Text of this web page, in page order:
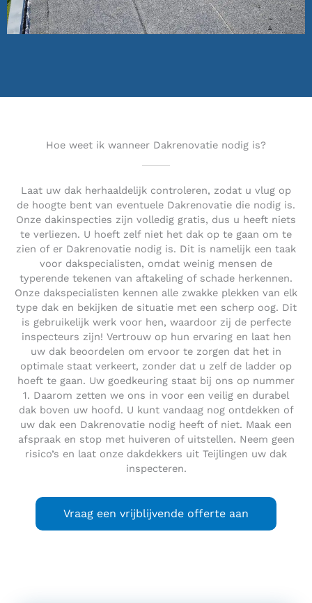
Hoe weet ik wanneer Dakrenovatie nodig is?
Laat uw dak herhaaldelijk controleren, zodat u vlug op
de hoogte bent van eventuele Dakrenovatie die nodig is.
Onze dakinspecties zijn volledig gratis, dus u heeft niets
te verliezen. U hoeft zelf niet het dak op te gaan om te
zien of er Dakrenovatie nodig is. Dit is namelijk een taak
voor dakspecialisten, omdat weinig mensen de
typerende tekenen van aftakeling of schade herkennen.
Onze dakspecialisten kennen alle zwakke plekken van elk
type dak en bekijken de situatie met een scherp oog. Dit
is gebruikelijk werk voor hen, waardoor zij de perfecte
inspecteurs zijn! Vertrouw op hun ervaring en laat hen
uw dak beoordelen om ervoor te zorgen dat het in
optimale staat verkeert, zonder dat u zelf de ladder op
hoeft te gaan. Uw goedkeuring staat bij ons op nummer
1. Daarom zetten we ons in voor een veilig en durabel
dak boven uw hoofd. U kunt vandaag nog ontdekken of
uw dak een Dakrenovatie nodig heeft of niet. Maak een
afspraak en stop met huiveren of uitstellen. Neem geen
risico’s en laat onze dakdekkers uit Teijlingen uw dak
inspecteren.
Vraag een vrijblijvende offerte aan